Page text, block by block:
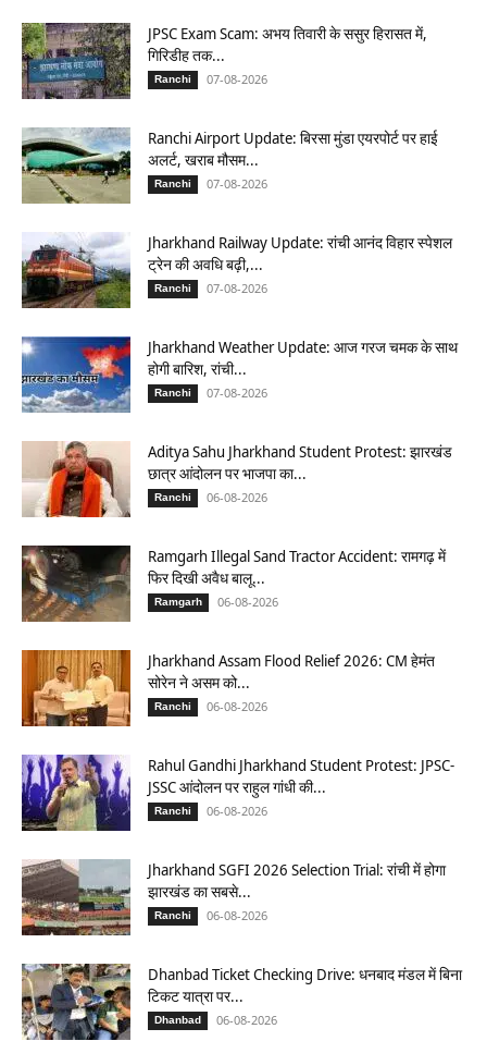
JPSC Exam Scam: अभय तिवारी के ससुर हिरासत में,
गिरिडीह तक...
Ranchi 07-08-2026
Ranchi Airport Update: बिरसा मुंडा एयरपोर्ट पर हाई
अलर्ट, खराब मौसम...
Ranchi 07-08-2026
Jharkhand Railway Update: रांची आनंद विहार स्पेशल
ट्रेन की अवधि बढ़ी,...
Ranchi 07-08-2026
Jharkhand Weather Update: आज गरज चमक के साथ
होगी बारिश, रांची...
Ranchi 07-08-2026
Aditya Sahu Jharkhand Student Protest: झारखंड
छात्र आंदोलन पर भाजपा का...
Ranchi 06-08-2026
Ramgarh Illegal Sand Tractor Accident: रामगढ़ में
फिर दिखी अवैध बालू...
Ramgarh 06-08-2026
Jharkhand Assam Flood Relief 2026: CM हेमंत
सोरेन ने असम को...
Ranchi 06-08-2026
Rahul Gandhi Jharkhand Student Protest: JPSC-
JSSC आंदोलन पर राहुल गांधी की...
Ranchi 06-08-2026
Jharkhand SGFI 2026 Selection Trial: रांची में होगा
झारखंड का सबसे...
Ranchi 06-08-2026
Dhanbad Ticket Checking Drive: धनबाद मंडल में बिना
टिकट यात्रा पर...
Dhanbad 06-08-2026